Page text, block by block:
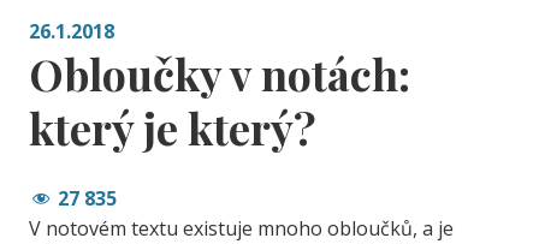
26.1.2018
Obloučky v notách:
který je který?
27 835
V notovém textu existuje mnoho obloučků, a je